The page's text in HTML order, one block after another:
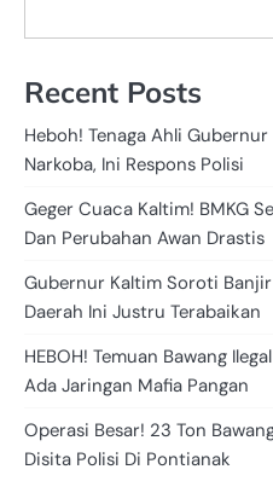
Recent Posts
Heboh! Tenaga Ahli
Narkoba, Ini Respons Polisi
Geger Cuaca Kaltim! BMKG
Dan Perubahan Awan Drastis
Gubernur Kaltim Soroti
Daerah Ini Justru Terabaikan
HEBOH! Temuan Bawang
Ada Jaringan Mafia Pangan
Operasi Besar! 23 Ton
Disita Polisi Di Pontianak